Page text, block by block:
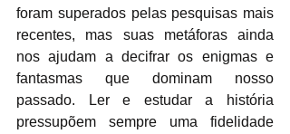
foram superados pelas pesquisas mais
recentes, mas suas metáforas ainda
nos ajudam a decifrar os enigmas e
fantasmas que dominam nosso
passado. Ler e estudar a história
pressupõem sempre uma fidelidade